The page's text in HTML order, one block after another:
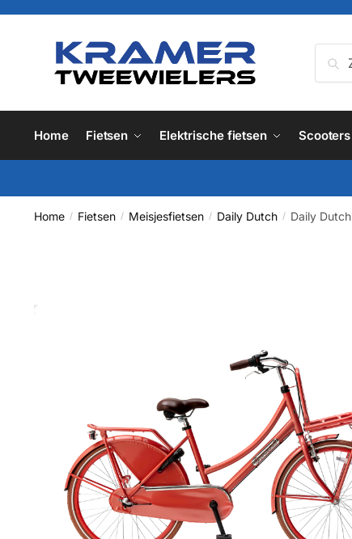
naar:
Home Fietsen Elektrische fietsen Scooters
Home / Fietsen / Meisjesfietsen / Daily Dutch / Daily